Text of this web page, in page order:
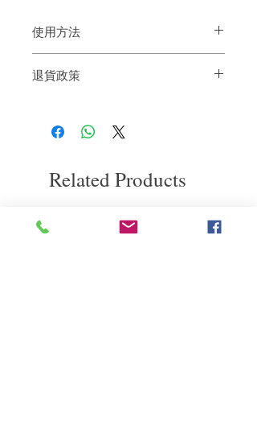
使用方法
塗抹於手指之間
退貨政策
到我們的產品後的前7天內通過電子郵件
Related Products
deep repair